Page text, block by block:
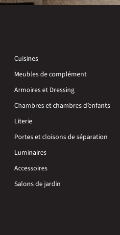
Cuisines
Meubles de complément
Armoires et Dressing
Chambres et chambres d’enfants
Literie
Portes et cloisons de séparation
Luminaires
Accessoires
Salons de jardin